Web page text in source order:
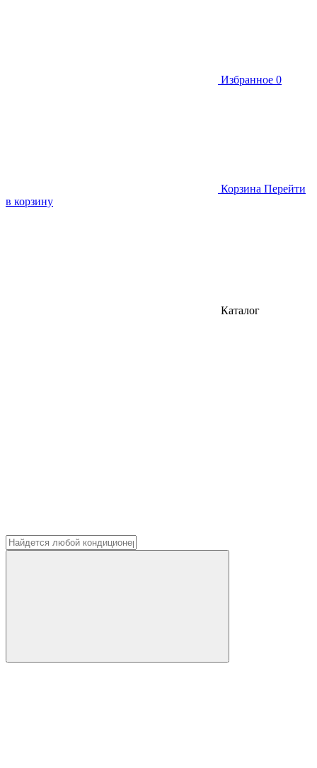
Избранное 0
Корзина Перейти
в корзину
Каталог